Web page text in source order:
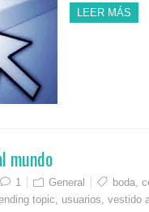
LEER MÁS
mundo
1 General boda,
topic, usuarios, vestido